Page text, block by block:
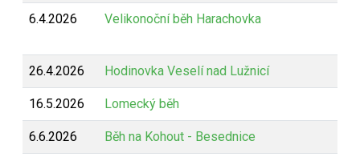
6.4.2026 Velikonoční běh Harachovka
26.4.2026 Hodinovka Veselí nad Lužnicí
16.5.2026 Lomecký běh
6.6.2026 Běh na Kohout - Besednice